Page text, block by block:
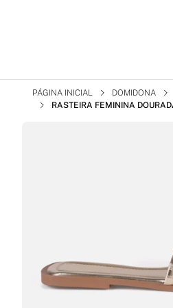
PÁGINA INICIAL DOMIDONA
RASTEIRA FEMININA